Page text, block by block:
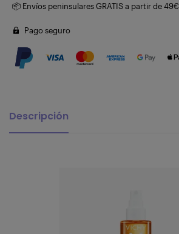
📦 Envíos peninsulares GRATIS a partir de 49€
Pago seguro
Descripción